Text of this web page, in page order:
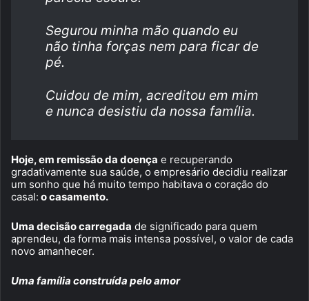
Segurou minha mão quando eu
não tinha forças nem para ficar de
pé.
Cuidou de mim, acreditou em mim
e nunca desistiu da nossa família.
Hoje, em remissão da doença e recuperando
gradativamente sua saúde, o empresário decidiu realizar
um sonho que há muito tempo habitava o coração do
casal: o casamento.
Uma decisão carregada de significado para quem
aprendeu, da forma mais intensa possível, o valor de cada
novo amanhecer.
Uma família construída pelo amor